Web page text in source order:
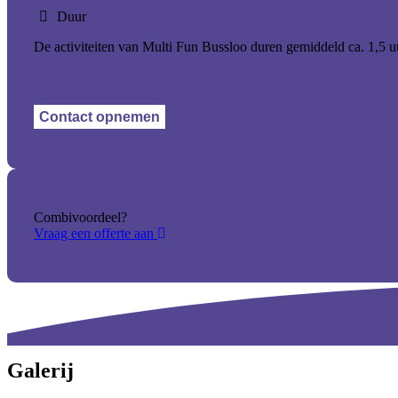
Duur
De activiteiten van Multi Fun Bussloo duren gemiddeld ca. 1,5
Contact opnemen
Combivoordeel?
Vraag een offerte aan
Galerij